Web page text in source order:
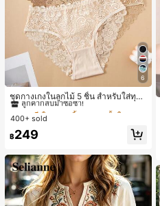
6
ชุดกางเกงในลูกไม้ 5 ชิ้น สำหรับใส่ทุกวั
น
#1 ขายดี
ลูกค้ากลับมาซื้อซ้ำ!
#1 ขายดี
ลูกค้ากลับมาซื้อซ้ำ!
#1 ขายดี
ลูกค้ากลับมาซื้อซ้ำ!
#1 ขายดี
400+ sold
฿249